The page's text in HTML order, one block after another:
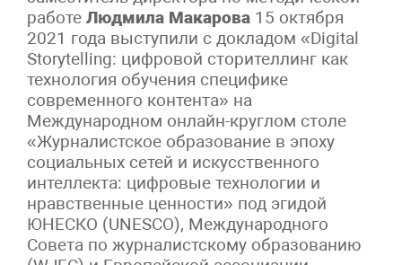
работе Людмила Макарова 15 октября
2021 года выступили с докладом «Digital
Storytelling: цифровой сторителлинг как
технология обучения специфике
современного контента» на
Международном онлайн-круглом столе
«Журналистское образование в эпоху
социальных сетей и искусственного
интеллекта: цифровые технологии и
нравственные ценности» под эгидой
ЮНЕСКО (UNESCO), Международного
Совета по журналистскому образованию